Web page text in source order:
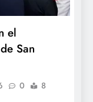
el
San
0
8